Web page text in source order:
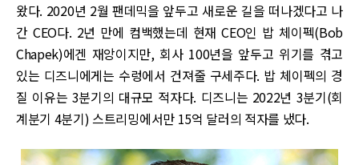
왔다. 2020년 2월 팬데믹을 앞두고 새로운 길을 떠나겠다고 나
간 CEO다. 2년 만에 컴백했는데 현재 CEO인 밥 체이펙(Bob
Chapek)에겐 재앙이지만, 회사 100년을 앞두고 위기를 겪고
있는 디즈니에게는 수렁에서 건져줄 구세주다. 밥 체이펙의 경
질 이유는 3분기의 대규모 적자다. 디즈니는 2022년 3분기(회
계분기 4분기) 스트리밍에서만 15억 달러의 적자를 냈다.